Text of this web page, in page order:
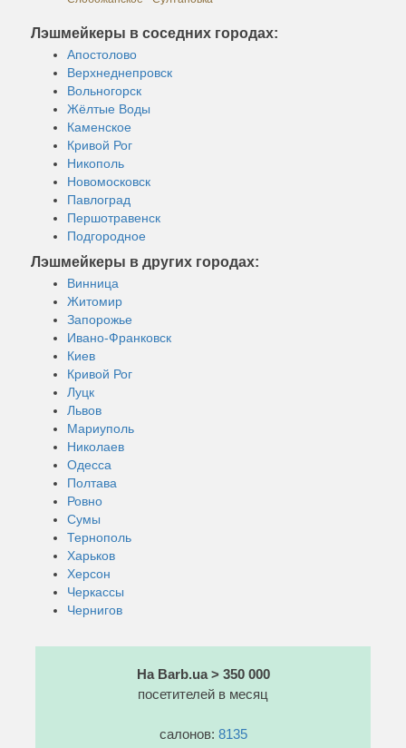
Лэшмейкеры в соседних городах:
Апостолово
Верхнеднепровск
Вольногорск
Жёлтые Воды
Каменское
Кривой Рог
Никополь
Новомосковск
Павлоград
Першотравенск
Подгородное
Лэшмейкеры в других городах:
Винница
Житомир
Запорожье
Ивано-Франковск
Киев
Кривой Рог
Луцк
Львов
Мариуполь
Николаев
Одесса
Полтава
Ровно
Сумы
Тернополь
Харьков
Херсон
Черкассы
Чернигов
На Barb.ua > 350 000
посетителей в месяц
салонов: 8135